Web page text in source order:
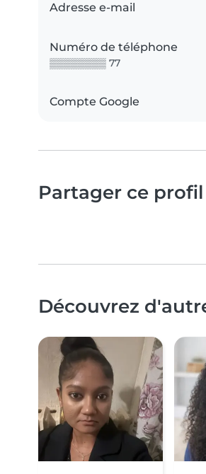
Adresse e-mail
Numéro de téléphone
▒▒▒▒▒▒▒▒ 77
Compte Google
Partager ce profil
Découvrez